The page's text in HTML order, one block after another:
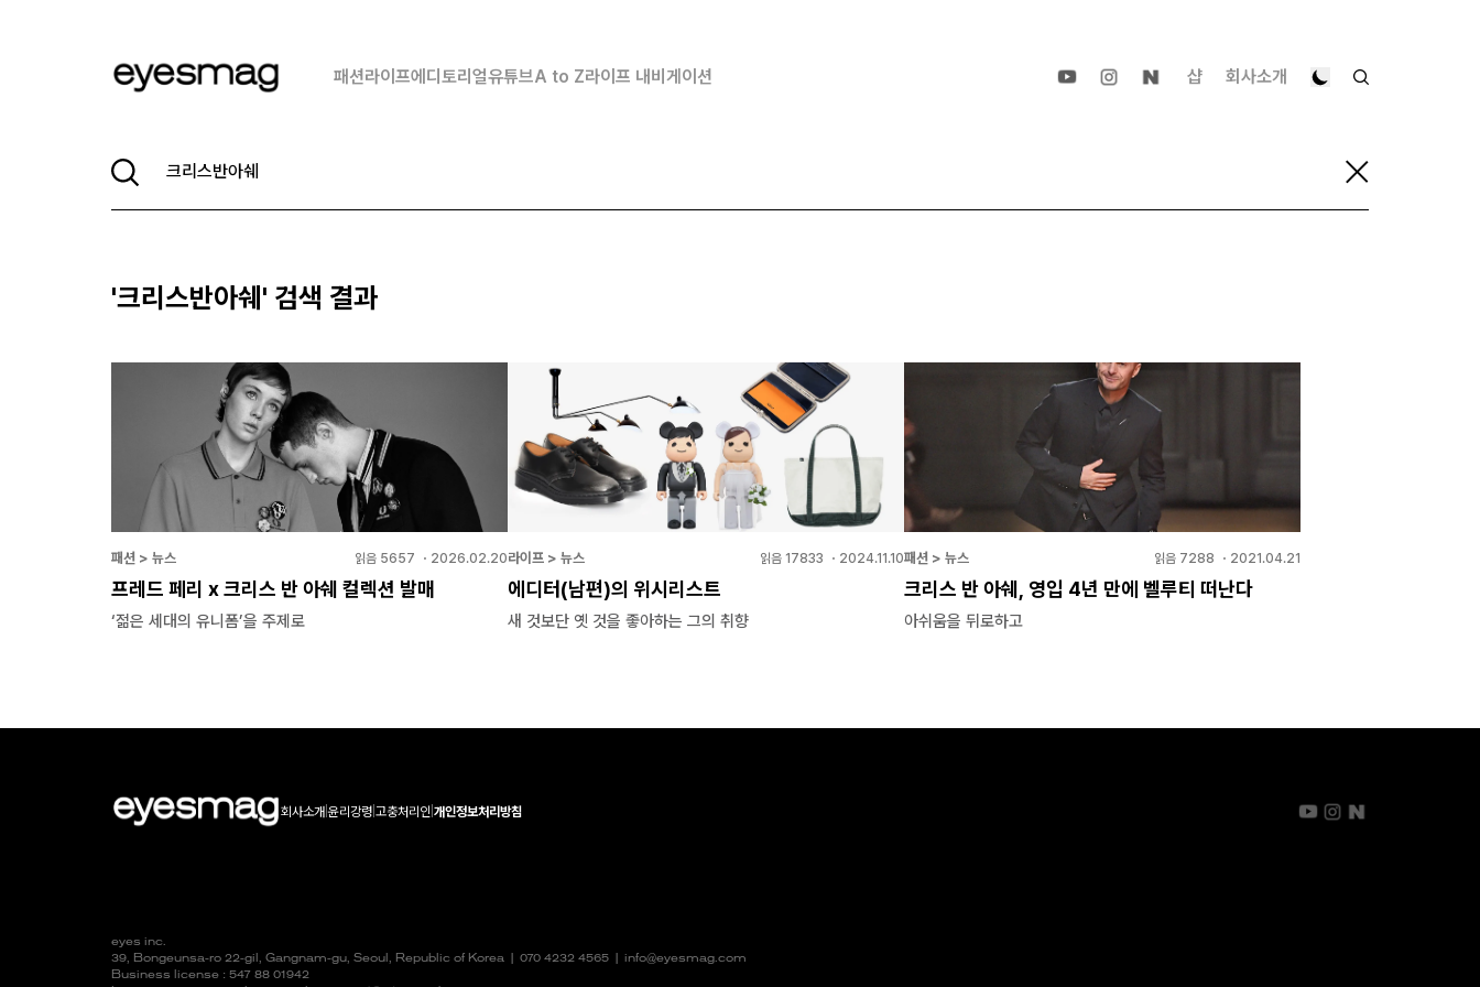
패션라이프에디토리얼유튜브A to Z라이프 내비게이션 샵 회사소개
'크리스반아쉐 ' 검색 결과
패션 > 뉴스 읽음 5657 ・ 2026.02.20
프레드 페리 x 크리스 반 아쉐 컬렉션 발매
‘젊은 세대의 유니폼’을 주제로
라이프 > 뉴스 읽음 17833 ・ 2024.11.10
에디터(남편)의 위시리스트
새 것보단 옛 것을 좋아하는 그의 취향
패션 > 뉴스 읽음 7288 ・ 2021.04.21
크리스 반 아쉐, 영입 4년 만에 벨루티 떠난다
아쉬움을 뒤로하고
회사소개|윤리강령 고충처리인 개인정보처리방침
eyes inc.
39, Bongeunsa-ro 22-gil, Gangnam-gu, Seoul, Republic of Korea | 070 4232 4565
info@eyesmag.com
Business license : 547 88 01942